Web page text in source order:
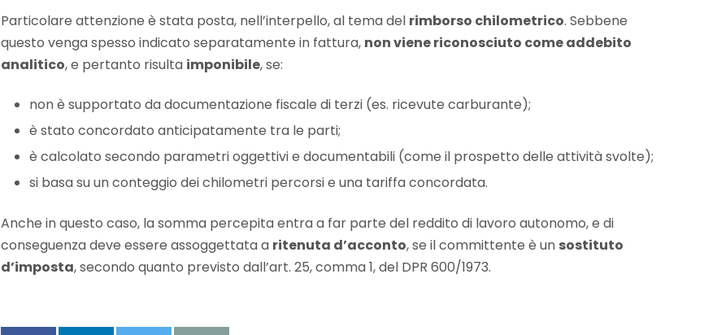
Particolare attenzione è stata posta, nell’interpello, al tema del rimborso chilometrico. Sebbene
questo venga spesso indicato separatamente in fattura, non viene riconosciuto come addebito
analitico, e pertanto risulta imponibile, se:
non è supportato da documentazione fiscale di terzi (es. ricevute carburante);
è stato concordato anticipatamente tra le parti;
è calcolato secondo parametri oggettivi e documentabili (come il prospetto delle attività svolte);
si basa su un conteggio dei chilometri percorsi e una tariffa concordata.
Anche in questo caso, la somma percepita entra a far parte del reddito di lavoro autonomo, e di
conseguenza deve essere assoggettata a ritenuta d’acconto, se il committente è un sostituto
d’imposta, secondo quanto previsto dall’art. 25, comma 1, del DPR 600/1973.